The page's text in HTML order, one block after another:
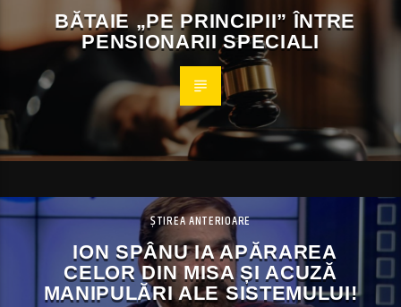
BĂTAIE „PE PRINCIPII” ÎNTRE
PENSIONARII SPECIALI
ȘTIREA ANTERIOARE
ION SPÂNU IA APĂRAREA
CELOR DIN MISA ȘI ACUZĂ
MANIPULĂRI ALE SISTEMULUI!